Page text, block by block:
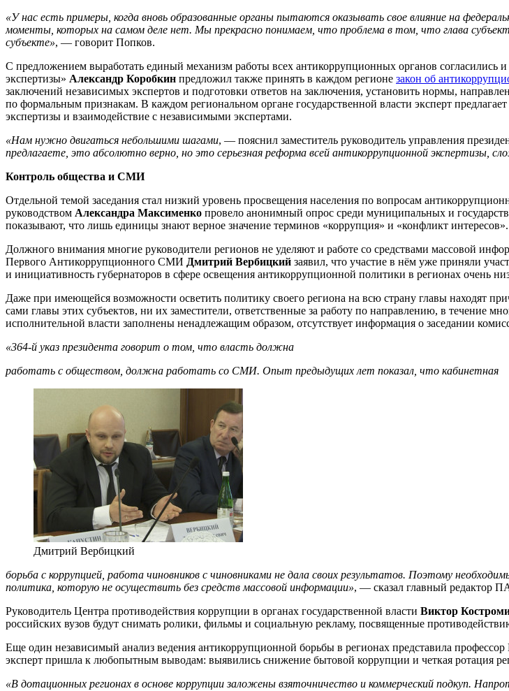
«У нас есть примеры, когда вновь образованные органы пытаются оказывать свое влияние на
моменты, которых на самом деле нет. Мы прекрасно понимаем, что проблема в том, что глава
субъекте», — говорит Попков.
С предложением выработать единый механизм работы всех антикоррупционных органов согласились
экспертизы» Александр Коробкин предложил также принять в каждом регионе закон об
заключений независимых экспертов и подготовки ответов на заключения, установить нормы,
по формальным признакам. В каждом региональном органе государственной власти эксперт
экспертизы и взаимодействие с независимыми экспертами.
«Нам нужно двигаться небольшими шагами, — пояснил заместитель руководитель управления
предлагаете, это абсолютно верно, но это серьезная реформа всей антикоррупционной экспертизы,
Контроль общества и СМИ
Отдельной темой заседания стал низкий уровень просвещения населения по вопросам
руководством Александра Максименко провело анонимный опрос среди муниципальных и
показывают, что лишь единицы знают верное значение терминов «коррупция» и «конфликт интересов».
Должного внимания многие руководители регионов не уделяют и работе со средствами массовой
Первого Антикоррупционного СМИ Дмитрий Вербицкий заявил, что участие в нём уже приняли
и инициативность губернаторов в сфере освещения антикоррупционной политики в регионах очень
Даже при имеющейся возможности осветить политику своего региона на всю страну главы находят
сами главы этих субъектов, ни их заместители, ответственные за работу по направлению, в течение
исполнительной власти заполнены ненадлежащим образом, отсутствует информация о заседании
«364-й указ президента говорит о том, что власть должна
работать с обществом, должна работать со СМИ. Опыт предыдущих лет показал, что кабинетная
Дмитрий Вербицкий
борьба с коррупцией, работа чиновников с чиновниками не дала своих результатов. Поэтому
политика, которую не осуществить без средств массовой информации», — сказал главный редактор
Руководитель Центра противодействия коррупции в органах государственной власти Виктор
российских вузов будут снимать ролики, фильмы и социальную рекламу, посвященные
Еще один независимый анализ ведения антикоррупционной борьбы в регионах представила
эксперт пришла к любопытным выводам: выявились снижение бытовой коррупции и четкая ротация
«В дотационных регионах в основе коррупции заложены взяточничество и коммерческий подкуп.